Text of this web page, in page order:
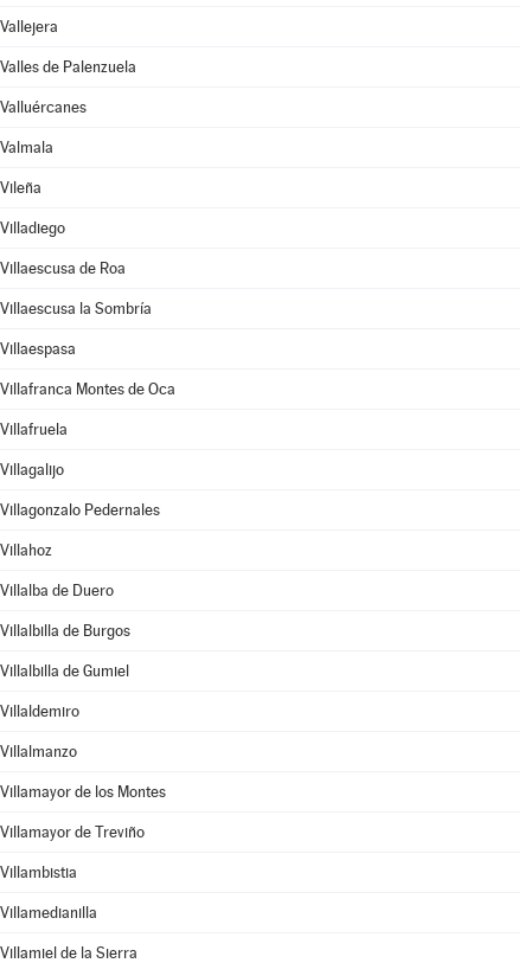
Vallejera
Valles de Palenzuela
Valluércanes
Valmala
Vileña
Villadiego
Villaescusa de Roa
Villaescusa la Sombría
Villaespasa
Villafranca Montes de Oca
Villafruela
Villagalijo
Villagonzalo Pedernales
Villahoz
Villalba de Duero
Villalbilla de Burgos
Villalbilla de Gumiel
Villaldemiro
Villalmanzo
Villamayor de los Montes
Villamayor de Treviño
Villambistia
Villamedianilla
Villamiel de la Sierra